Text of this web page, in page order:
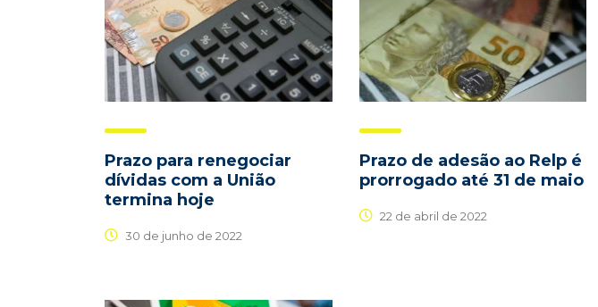
Prazo para renegociar
dívidas com a União
termina hoje
30 de junho de 2022
Prazo de adesão ao Relp é
prorrogado até 31 de maio
22 de abril de 2022